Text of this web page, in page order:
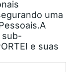
uma
A
sub-
e suas